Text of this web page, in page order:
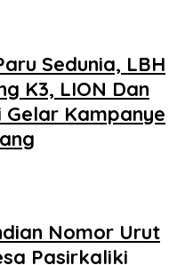
Sedunia, LBH
K3, LION Dan
Gelar Kampanye
Nomor Urut
Pasirkaliki